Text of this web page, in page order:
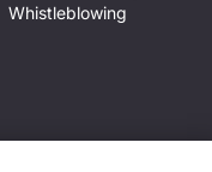
Whistleblowing